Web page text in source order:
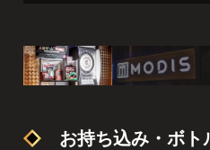
お持ち込み・ボト